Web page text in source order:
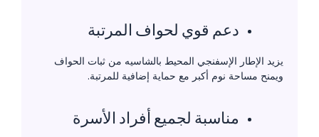
دعم قوي لحواف المرتبة
يزيد الإطار الإسفنجي المحيط بالشاسيه من ثبات الحواف
ويمنح مساحة نوم أكبر مع حماية إضافية للمرتبة.
مناسبة لجميع أفراد الأسرة